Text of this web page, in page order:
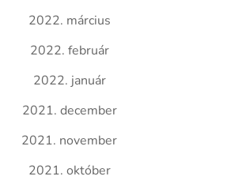
2022. március
2022. február
2022. január
2021. december
2021. november
2021. október